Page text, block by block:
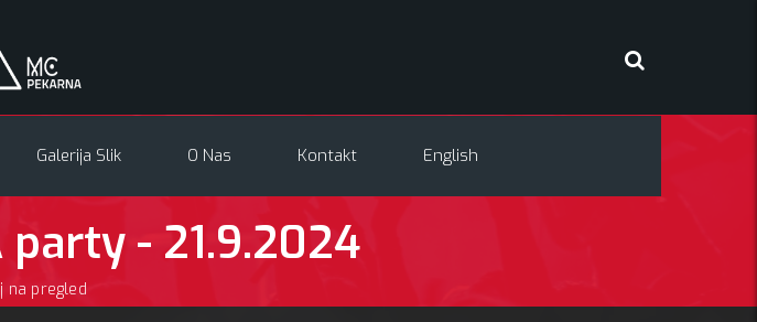
Galerija Slik O Nas Kontakt English
party - 21.9.2024
na pregled